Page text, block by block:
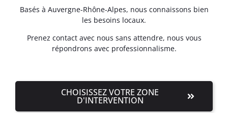
Basés à Auvergne-Rhône-Alpes, nous connaissons bien
les besoins locaux.
Prenez contact avec nous sans attendre, nous vous
répondrons avec professionnalisme.
CHOISISSEZ VOTRE ZONE
D'INTERVENTION